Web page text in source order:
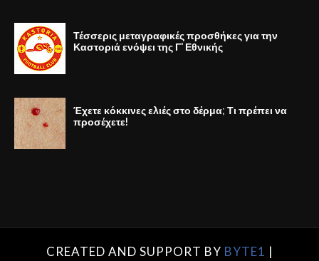
Τέσσερις μεταγραφικές προσθήκες για την
Καστοριά ενόψει της Γ' Εθνικής
Έχετε κόκκινες ελιές στο δέρμα; Τι πρέπει να
προσέχετε!
CREATED AND SUPPORT BY BYTE1 |